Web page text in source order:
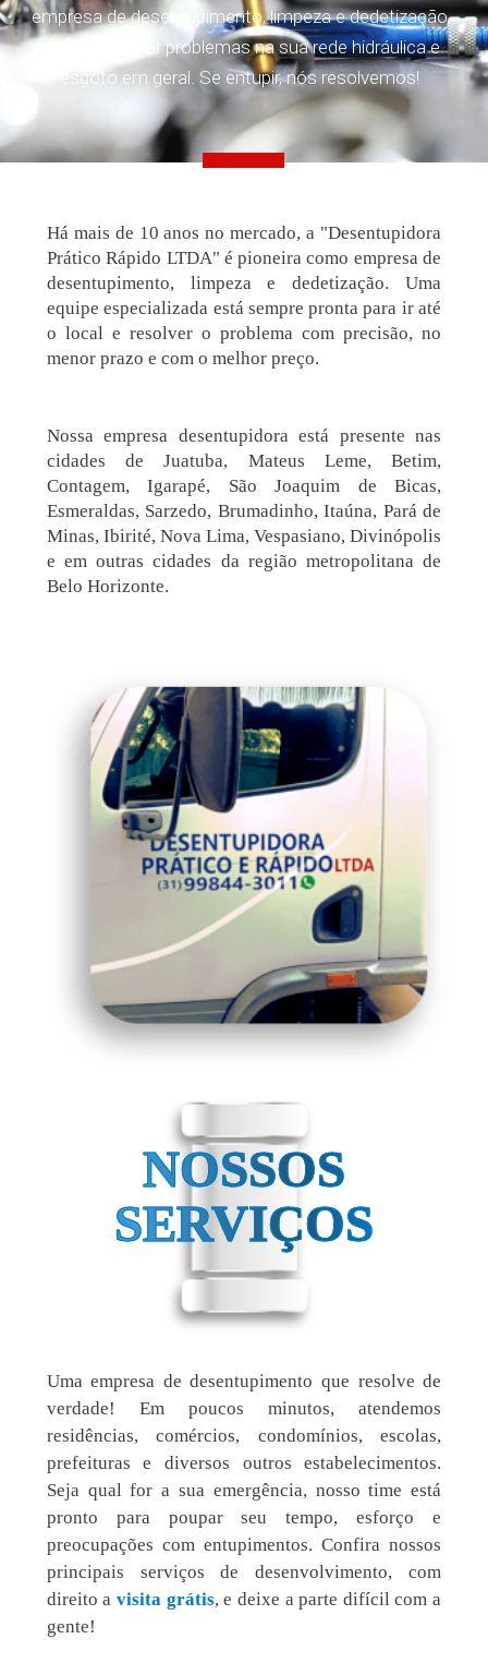
empresa de desentupimento, limpeza e dedetização
para solucionar problemas na sua rede hidráulica e
esgoto em geral. Se entupir, nós resolvemos!
Há mais de 10 anos no mercado, a "Desentupidora
Prático Rápido LTDA" é pioneira como empresa de
desentupimento, limpeza e dedetização. Uma
equipe especializada está sempre pronta para ir até
o local e resolver o problema com precisão, no
menor prazo e com o melhor preço.
Nossa empresa desentupidora está presente nas
cidades de Juatuba, Mateus Leme, Betim,
Contagem, Igarapé, São Joaquim de Bicas,
Esmeraldas, Sarzedo, Brumadinho, Itaúna, Pará de
Minas, Ibirité, Nova Lima, Vespasiano, Divinópolis
e em outras cidades da região metropolitana de
Belo Horizonte.
NOSSOS
SERVIÇOS
Uma empresa de desentupimento que resolve de
verdade! Em poucos minutos, atendemos
residências, comércios, condomínios, escolas,
prefeituras e diversos outros estabelecimentos.
Seja qual for a sua emergência, nosso time está
pronto para poupar seu tempo, esforço e
preocupações com entupimentos. Confira nossos
principais serviços de desenvolvimento, com
direito avisita grátis, e deixe a parte difícil com a
gente!